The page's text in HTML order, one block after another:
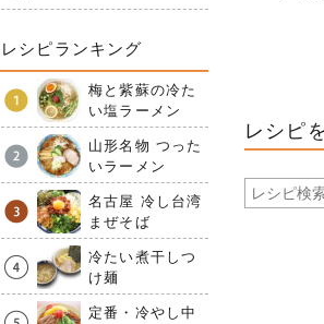
レシピ
レシピランキング
梅と紫蘇の冷た
い塩ラーメン
山形名物 つった
いラーメン
名古屋 冷し台湾
まぜそば
冷たい煮干しつ
け麺
定番・冷やし中